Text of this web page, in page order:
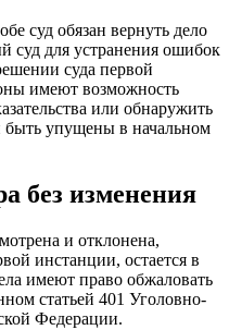
суд обязан вернуть дело
суд для устранения ошибок
суда первой
имеют возможность
или обнаружить
быть упущены в начальном
без изменения
и отклонена,
инстанции, остается в
имеют право обжаловать
статьей 401 Уголовно-
Федерации.